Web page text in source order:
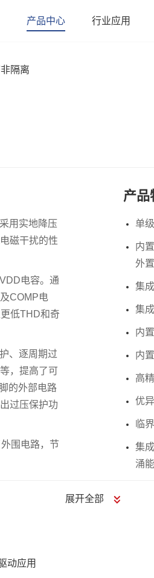
产品中心 行业应用
隔离
用实地降压
磁干扰的性
电容。通
COMP电
低THD和奇
、逐周期过
，提高了可
的外部电路
过压保护功
围电路，节
产品
单
内
外
集
集
内
内
高
优
临
集
涌
展开全部
动应用